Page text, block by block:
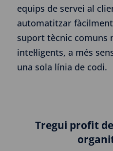
equips de servei al
automatitzar
suport tècnic comuns
intel·ligents, a més
una sola línia de codi.
Tregui profit